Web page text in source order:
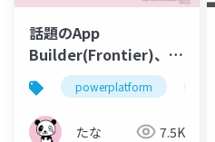
話題のApp
Builder(Frontier)、
Workflows(Frontier)
を管理者視点で見てみ
る
powerplatform
たな 7.5K